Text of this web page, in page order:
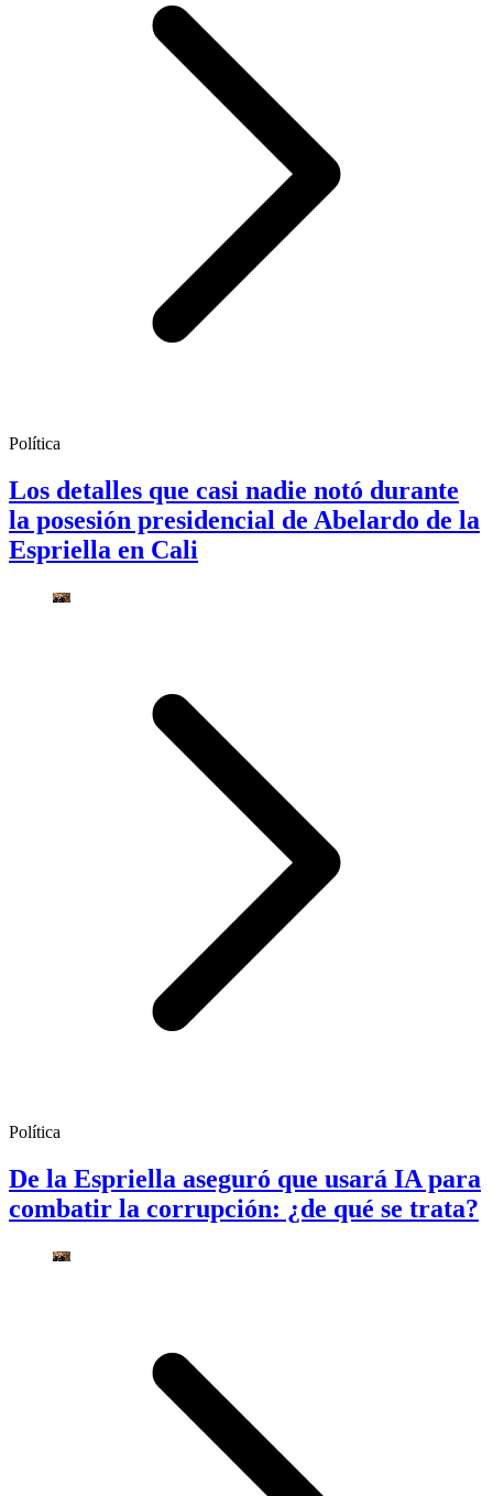
Política
Los detalles que casi nadie notó durante
la posesión presidencial de Abelardo de la
Espriella en Cali
Política
De la Espriella aseguró que usará IA para
combatir la corrupción: ¿de qué se trata?